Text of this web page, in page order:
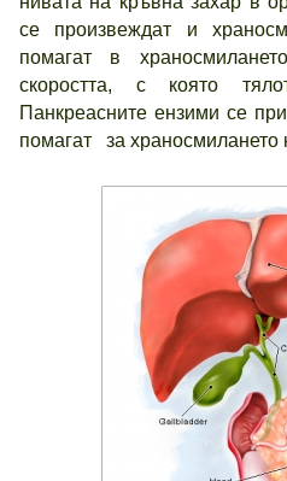
се произвеждат и
помагат в
скоростта, с която
Панкреасните ензими се
помагат за храносмилането